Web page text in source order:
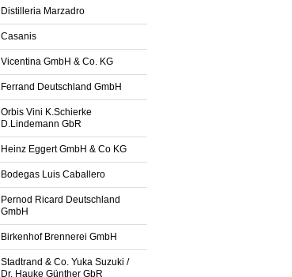
Distilleria Marzadro
Casanis
Vicentina GmbH & Co. KG
Ferrand Deutschland GmbH
Orbis Vini K.Schierke
D.Lindemann GbR
Heinz Eggert GmbH & Co KG
Bodegas Luis Caballero
Pernod Ricard Deutschland
GmbH
Birkenhof Brennerei GmbH
Stadtrand & Co. Yuka Suzuki /
Dr. Hauke Günther GbR